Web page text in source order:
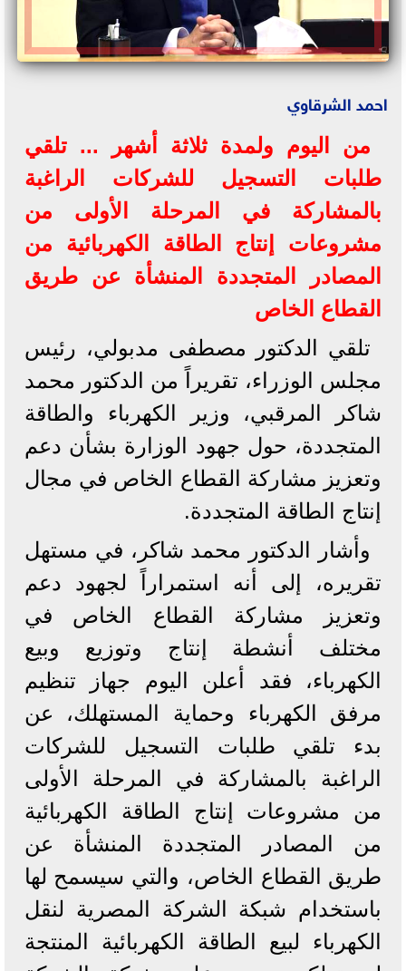
احمد الشرقاوي
من اليوم ولمدة ثلاثة أشهر ... تلقي
طلبات التسجيل للشركات الراغبة
بالمشاركة في المرحلة الأولى من
مشروعات إنتاج الطاقة الكهربائية من
المصادر المتجددة المنشأة عن طريق
القطاع الخاص
تلقي الدكتور مصطفى مدبولي، رئيس
مجلس الوزراء، تقريراً من الدكتور محمد
شاكر المرقبي، وزير الكهرباء والطاقة
المتجددة، حول جهود الوزارة بشأن دعم
وتعزيز مشاركة القطاع الخاص في مجال
إنتاج الطاقة المتجددة.
وأشار الدكتور محمد شاكر، في مستهل
تقريره، إلى أنه استمراراً لجهود دعم
وتعزيز مشاركة القطاع الخاص في
مختلف أنشطة إنتاج وتوزيع وبيع
الكهرباء، فقد أعلن اليوم جهاز تنظيم
مرفق الكهرباء وحماية المستهلك، عن
بدء تلقي طلبات التسجيل للشركات
الراغبة بالمشاركة في المرحلة الأولى
من مشروعات إنتاج الطاقة الكهربائية
من المصادر المتجددة المنشأة عن
طريق القطاع الخاص، والتي سيسمح لها
باستخدام شبكة الشركة المصرية لنقل
الكهرباء لبيع الطاقة الكهربائية المنتجة